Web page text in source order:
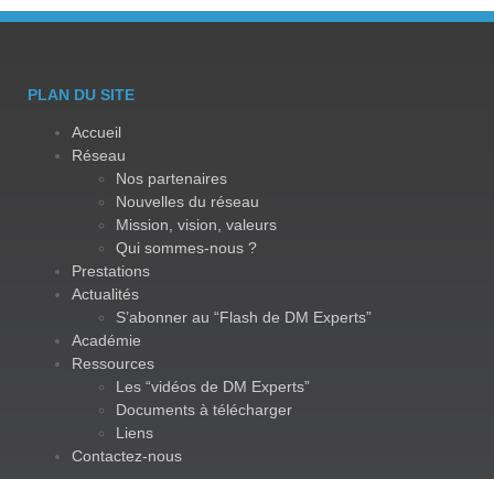
PLAN DU SITE
Accueil
Réseau
Nos partenaires
Nouvelles du réseau
Mission, vision, valeurs
Qui sommes-nous ?
Prestations
Actualités
S’abonner au “Flash de DM Experts”
Académie
Ressources
Les “vidéos de DM Experts”
Documents à télécharger
Liens
Contactez-nous